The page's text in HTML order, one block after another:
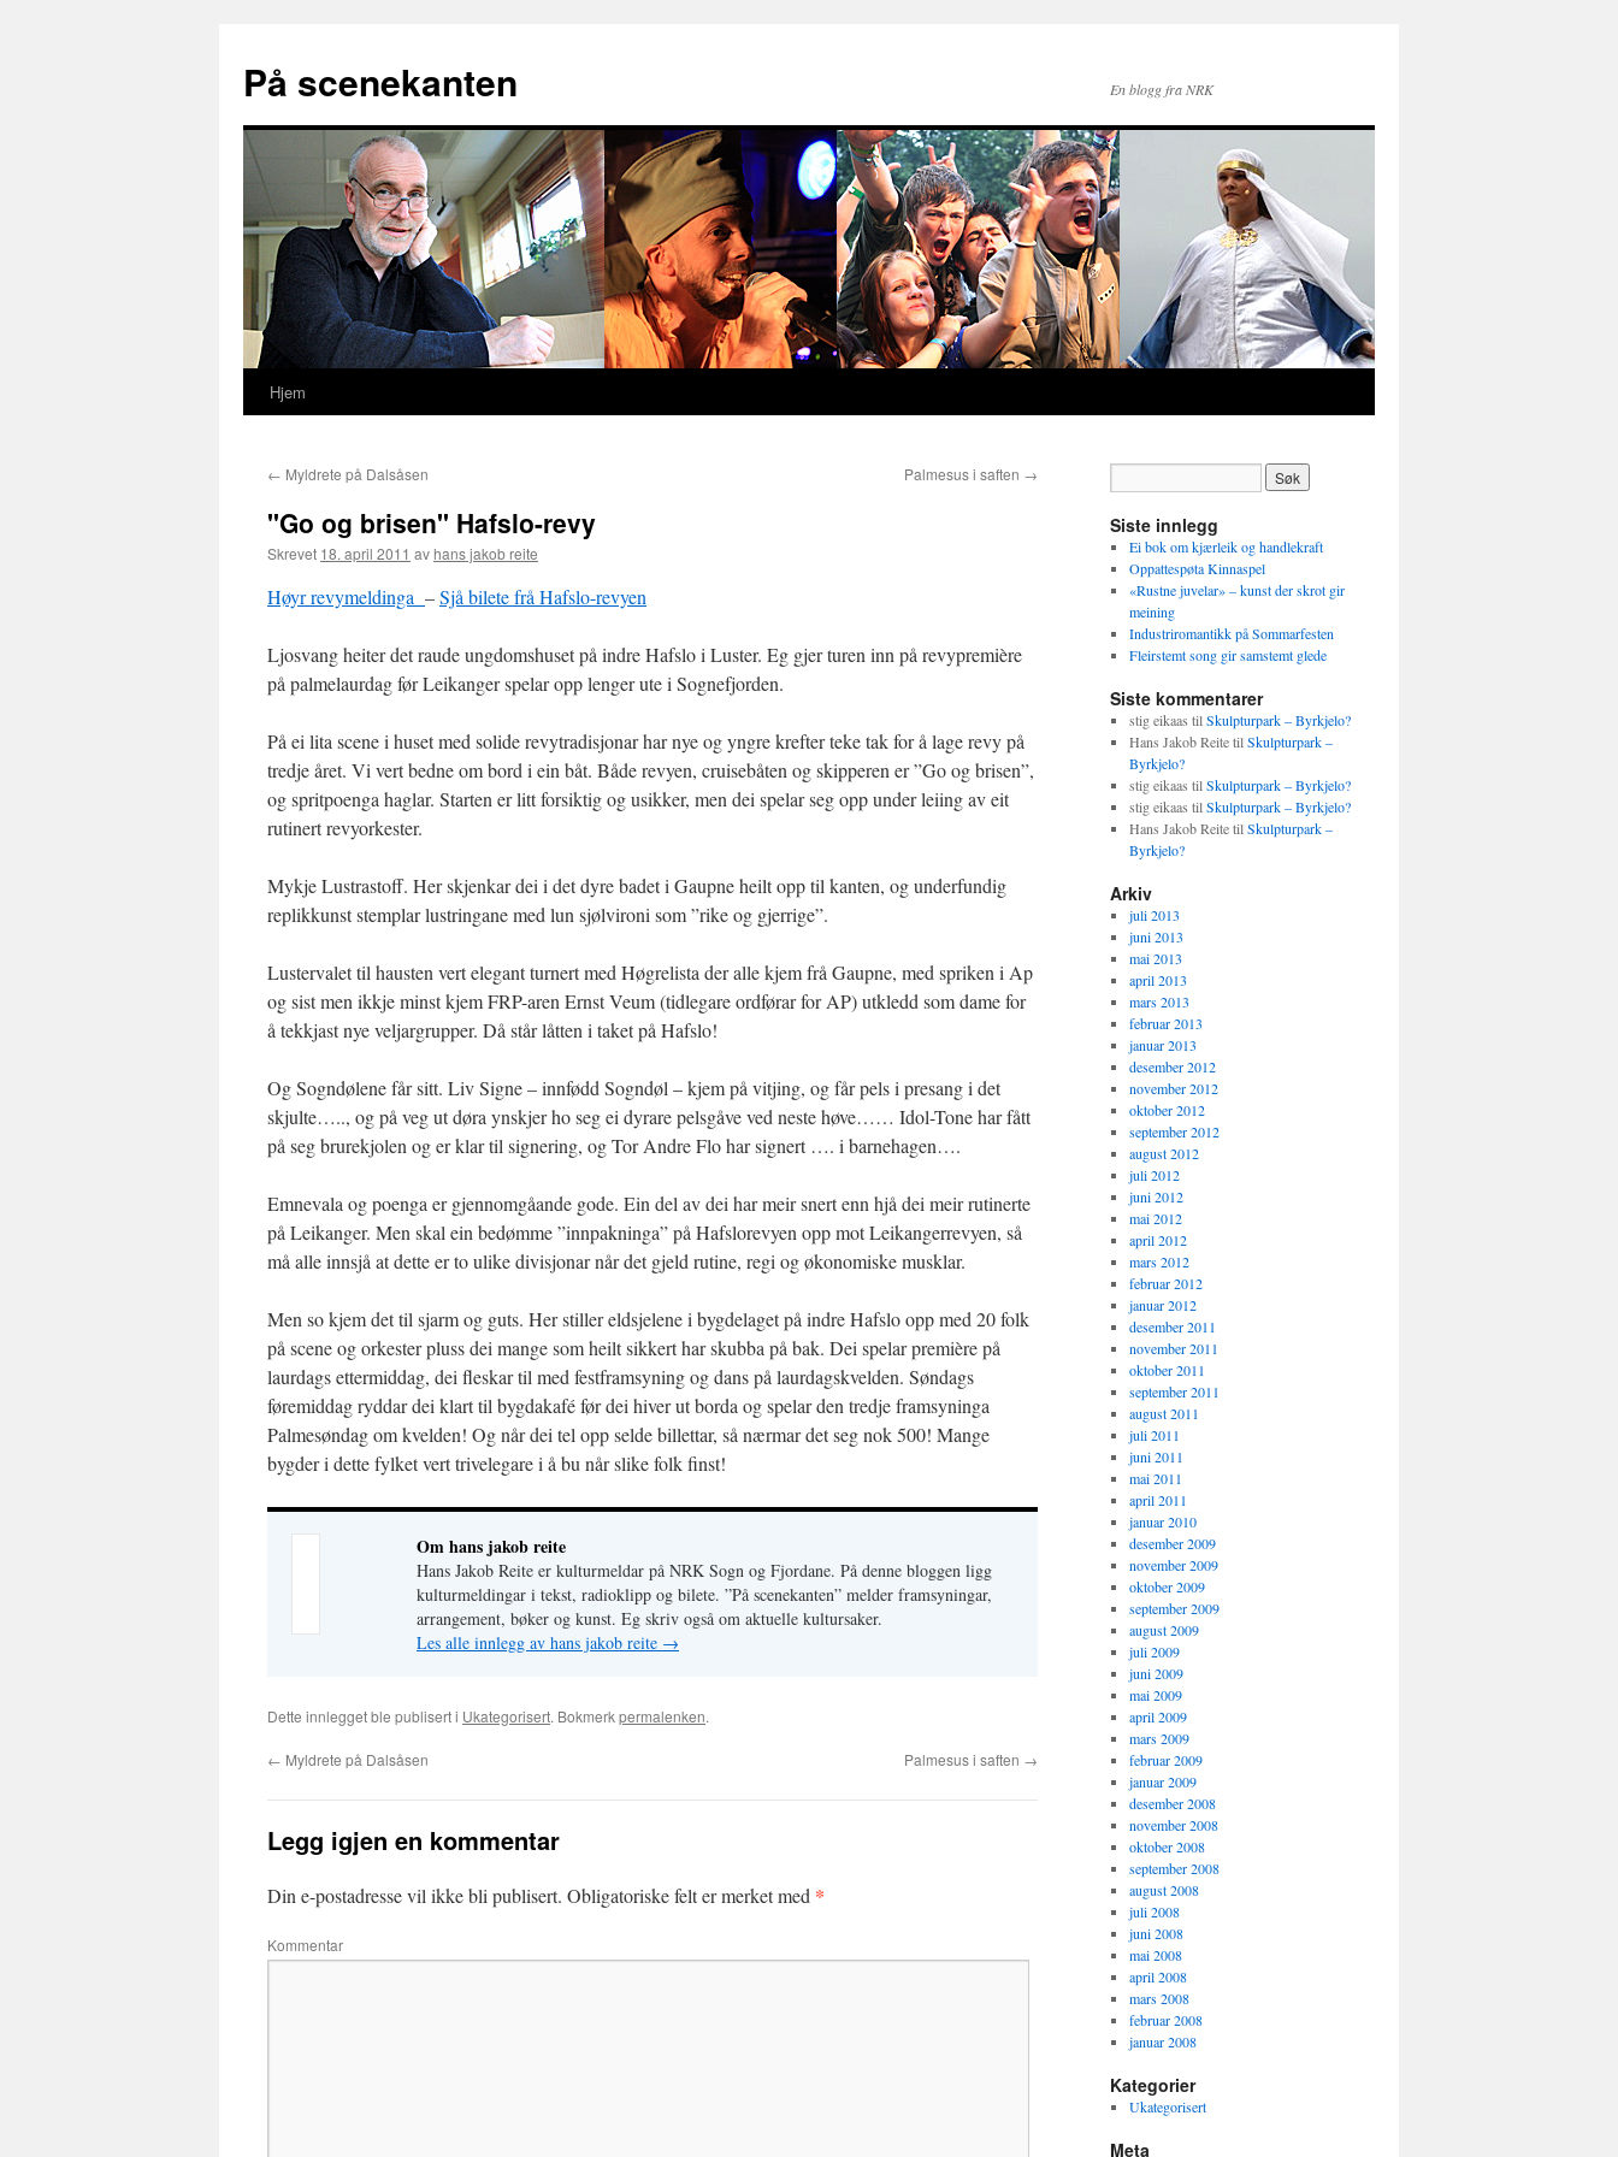
På scenekanten En blogg fra NRK
Hopp
innhold
Hjem
← Myldrete på Dalsåsen Palmesus i saften →
"Go og brisen" Hafslo-revy
Skrevet 18. april 2011 av hans jakob reite
Høyr revymeldinga –Sjå bilete frå Hafslo-revyen
Ljosvang heiter det raude ungdomshuset på indre Hafslo i Luster. Eg gjer turen inn på revypremière
på palmelaurdag før Leikanger spelar opp lenger ute i Sognefjorden.
På ei lita scene i huset med solide revytradisjonar har nye og yngre krefter teke tak for å lage revy på
tredje året. Vi vert bedne om bord i ein båt. Både revyen, cruisebåten og skipperen er ”Go og brisen”,
og spritpoenga haglar. Starten er litt forsiktig og usikker, men dei spelar seg opp under leiing av eit
rutinert revyorkester.
Mykje Lustrastoff. Her skjenkar dei i det dyre badet i Gaupne heilt opp til kanten, og underfundig
replikkunst stemplar lustringane med lun sjølvironi som ”rike og gjerrige”.
Lustervalet til hausten vert elegant turnert med Høgrelista der alle kjem frå Gaupne, med spriken i Ap
og sist men ikkje minst kjem FRP-aren Ernst Veum (tidlegare ordførar for AP) utkledd som dame for
å tekkjast nye veljargrupper. Då står låtten i taket på Hafslo!
Og Sogndølene får sitt. Liv Signe – innfødd Sogndøl – kjem på vitjing, og får pels i presang i det
skjulte….., og på veg ut døra ynskjer ho seg ei dyrare pelsgåve ved neste høve…… Idol-Tone har fått
på seg brurekjolen og er klar til signering, og Tor Andre Flo har signert …. i barnehagen….
Emnevala og poenga er gjennomgåande gode. Ein del av dei har meir snert enn hjå dei meir rutinerte
på Leikanger. Men skal ein bedømme ”innpakninga” på Hafslorevyen opp mot Leikangerrevyen, så
må alle innsjå at dette er to ulike divisjonar når det gjeld rutine, regi og økonomiske musklar.
Men so kjem det til sjarm og guts. Her stiller eldsjelene i bygdelaget på indre Hafslo opp med 20 folk
på scene og orkester pluss dei mange som heilt sikkert har skubba på bak. Dei spelar première på
laurdags ettermiddag, dei fleskar til med festframsyning og dans på laurdagskvelden. Søndags
føremiddag ryddar dei klart til bygdakafé før dei hiver ut borda og spelar den tredje framsyninga
Palmesøndag om kvelden! Og når dei tel opp selde billettar, så nærmar det seg nok 500! Mange
bygder i dette fylket vert trivelegare i å bu når slike folk finst!
Om hans jakob reite
Hans Jakob Reite er kulturmeldar på NRK Sogn og Fjordane. På denne bloggen ligg
kulturmeldingar i tekst, radioklipp og bilete. ”På scenekanten” melder framsyningar,
arrangement, bøker og kunst. Eg skriv også om aktuelle kultursaker.
Les alle innlegg av hans jakob reite →
Dette innlegget ble publisert i Ukategorisert. Bokmerkpermalenken.
← Myldrete på Dalsåsen Palmesus i saften →
Legg igjen en kommentar
Din e-postadresse vil ikke bli publisert. Obligatoriske felt er merket med *
Kommentar
Siste innlegg
Ei bok om kjærleik og handlekraft
Oppattespøta Kinnaspel
«Rustne juvelar» – kunst der skrot gir
meining
Industriromantikk på Sommarfesten
Fleirstemt song gir samstemt glede
Siste kommentarer
stig eikaas tilSkulpturpark – Byrkjelo?
Hans Jakob ReitetilSkulpturpark –
Byrkjelo?
stig eikaas tilSkulpturpark – Byrkjelo?
stig eikaas tilSkulpturpark – Byrkjelo?
Hans Jakob ReitetilSkulpturpark –
Byrkjelo?
Arkiv
juli 2013
juni 2013
mai 2013
april 2013
mars 2013
februar 2013
januar 2013
desember 2012
november 2012
oktober 2012
september 2012
august 2012
juli 2012
juni 2012
mai 2012
april 2012
mars 2012
februar 2012
januar 2012
desember 2011
november 2011
oktober 2011
september 2011
august 2011
juli 2011
juni 2011
mai 2011
april 2011
januar 2010
desember 2009
november 2009
oktober 2009
september 2009
august 2009
juli 2009
juni 2009
mai 2009
april 2009
mars 2009
februar 2009
januar 2009
desember 2008
november 2008
oktober 2008
september 2008
august 2008
juli 2008
juni 2008
mai 2008
april 2008
mars 2008
februar 2008
januar 2008
Kategorier
Ukategorisert
Meta